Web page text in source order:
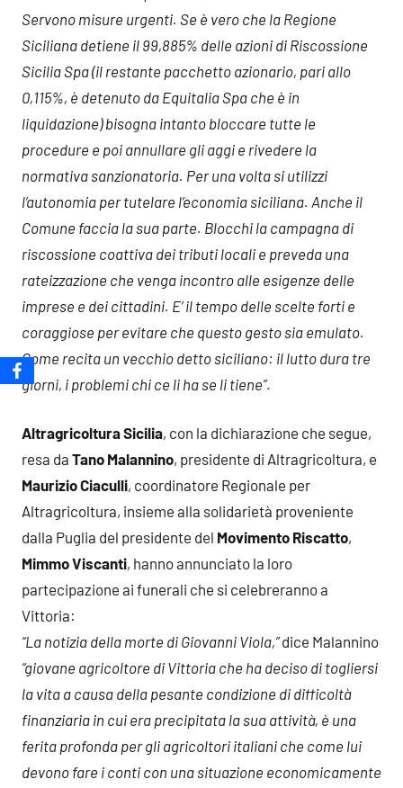
Servono misure urgenti. Se è vero che la Regione
Siciliana detiene il 99,885% delle azioni di Riscossione
Sicilia Spa (il restante pacchetto azionario, pari allo
0,115%, è detenuto da Equitalia Spa che è in
liquidazione) bisogna intanto bloccare tutte le
procedure e poi annullare gli aggi e rivedere la
normativa sanzionatoria. Per una volta si utilizzi
l’autonomia per tutelare l’economia siciliana. Anche il
Comune faccia la sua parte. Blocchi la campagna di
riscossione coattiva dei tributi locali e preveda una
rateizzazione che venga incontro alle esigenze delle
imprese e dei cittadini. E’ il tempo delle scelte forti e
coraggiose per evitare che questo gesto sia emulato.
Come recita un vecchio detto siciliano: il lutto dura tre
giorni, i problemi chi ce li ha se li tiene”.
Altragricoltura Sicilia, con la dichiarazione che segue,
resa da Tano Malannino, presidente di Altragricoltura, e
Maurizio Ciaculli, coordinatore Regionale per
Altragricoltura, insieme alla solidarietà proveniente
dalla Puglia del presidente del Movimento Riscatto,
Mimmo Viscanti, hanno annunciato la loro
partecipazione ai funerali che si celebreranno a
Vittoria:
“La notizia della morte di Giovanni Viola,”dice Malannino
“giovane agricoltore di Vittoria che ha deciso di togliersi
la vita a causa della pesante condizione di difficoltà
finanziaria in cui era precipitata la sua attività, è una
ferita profonda per gli agricoltori italiani che come lui
devono fare i conti con una situazione economicamente